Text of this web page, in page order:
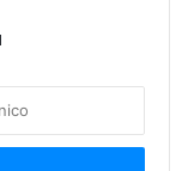
respecto a la
del Jefe de